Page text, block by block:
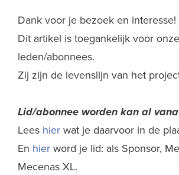
Dank voor je bezoek en interesse!
Dit artikel is toegankelijk voor onze
leden/abonnees.
Zij zijn de levenslijn van het
Lid/abonnee worden kan al
Lees hierwat je daarvoor in de
En hierword je lid: als Sponsor,
Mecenas XL.